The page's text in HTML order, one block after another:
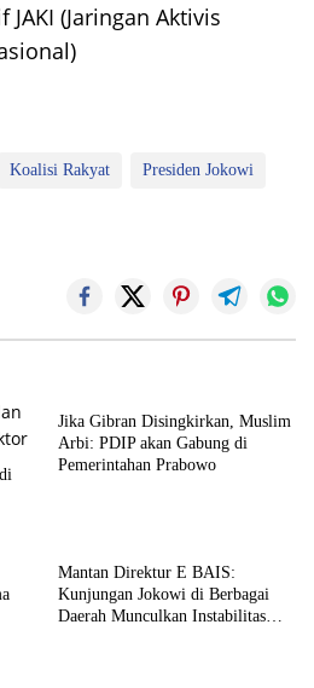
(Jaringan Aktivis
Koalisi Rakyat Presiden Jokowi
Jika Gibran Disingkirkan, Muslim
Arbi: PDIP akan Gabung di
Pemerintahan Prabowo
Mantan Direktur E BAIS:
Kunjungan Jokowi di Berbagai
Daerah Munculkan Instabilitas